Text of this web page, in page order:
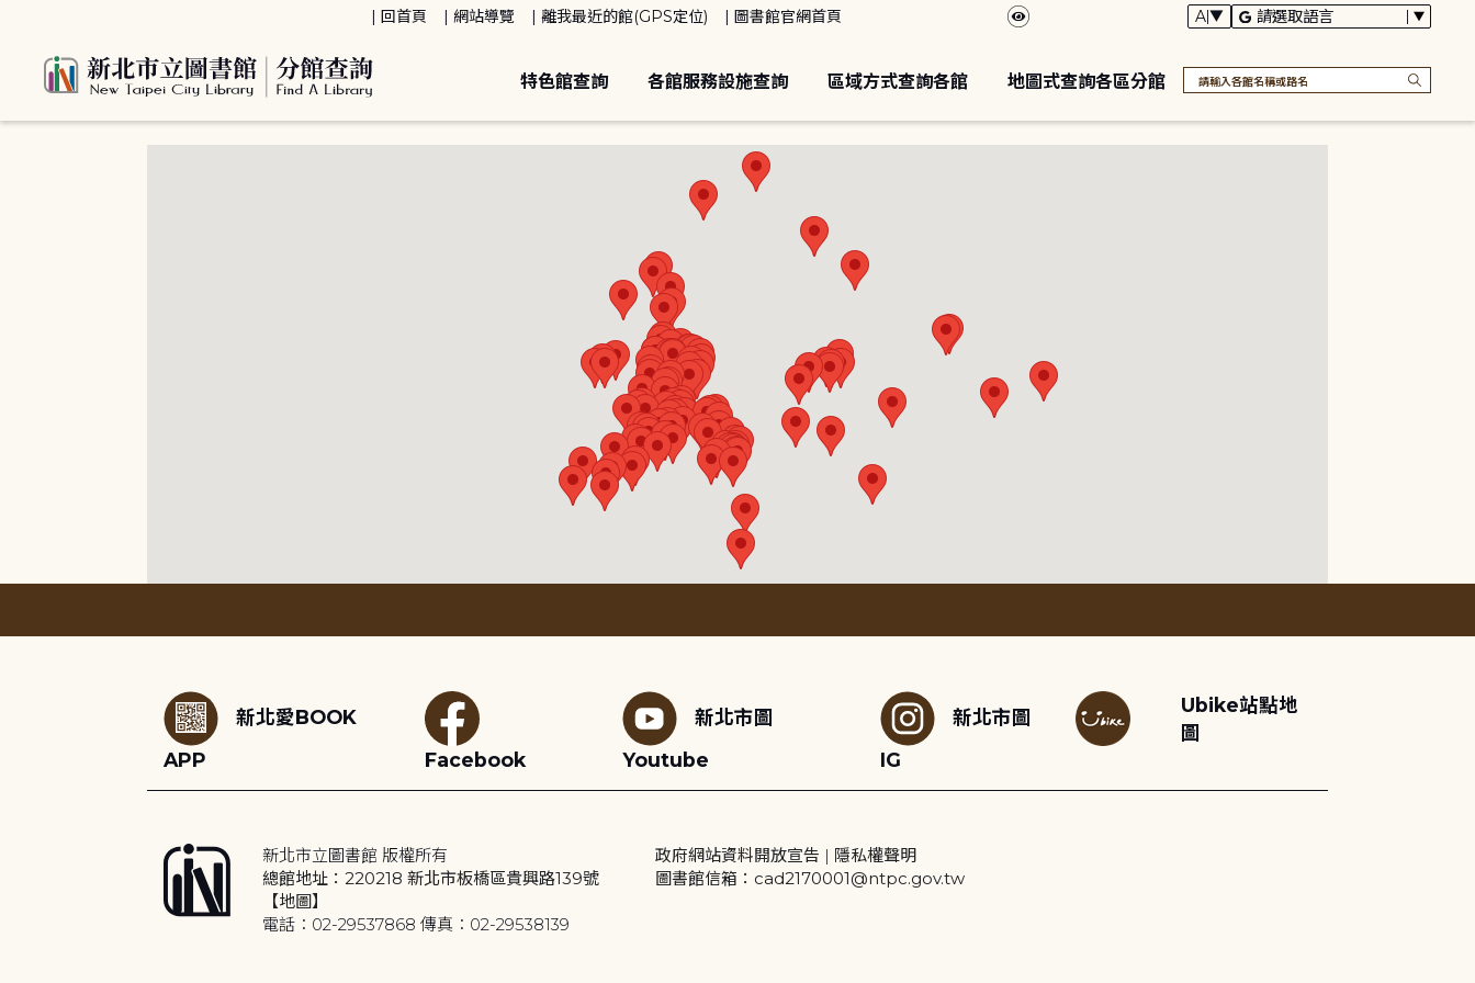
回首頁 網站導覽 離我最近的館(GPS定位) 圖書館官網首頁
特色館查詢 各館服務設施查詢 區域方式查詢各館 地圖式查詢各區分館
新北愛BOOK
APP
Facebook
新北市圖
Youtube
新北市圖
IG
Ubike站點地
圖
新北市立圖書館 版權所有
總館地址：220218 新北市板橋區貴興路139號
【地圖】
電話：02-29537868 傳真：02-29538139
政府網站資料開放宣告 | 隱私權聲明
圖書館信箱：cad2170001@ntpc.gov.tw